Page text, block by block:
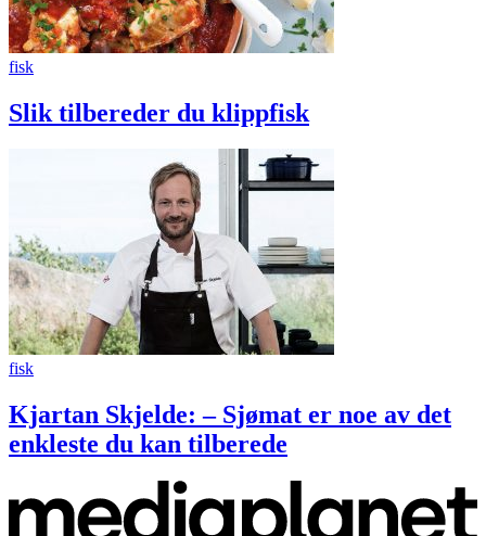
fisk
Slik tilbereder du klippfisk
fisk
Kjartan Skjelde: – Sjømat er noe av det
enkleste du kan tilberede